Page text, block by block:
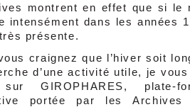
montrent en effet que si le
intensément dans les années
présente.
craignez que l’hiver soit
d’une activité utile, je
GIROPHARES, plate-
portée par les Archives